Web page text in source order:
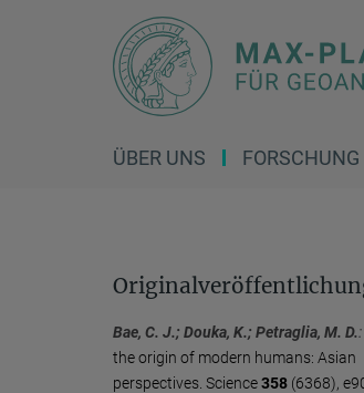
ÜBER UNS FORSCHUNG
Bae, C. J.; Douka, K.; Petraglia, M. D.:
the origin of modern humans: Asian
perspectives. Science358 (6368),